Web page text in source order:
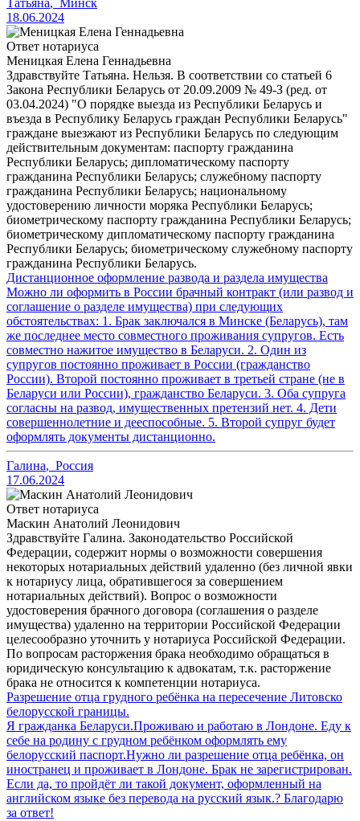
Татьяна, Минск
18.06.2024
Ответ нотариуса
Меницкая Елена Геннадьевна
Здравствуйте Татьяна. Нельзя. В соответствии со статьей 6
Закона Республики Беларусь от 20.09.2009 № 49-З (ред. от
03.04.2024) "О порядке выезда из Республики Беларусь и
въезда в Республику Беларусь граждан Республики Беларусь"
граждане выезжают из Республики Беларусь по следующим
действительным документам: паспорту гражданина
Республики Беларусь; дипломатическому паспорту
гражданина Республики Беларусь; служебному паспорту
гражданина Республики Беларусь; национальному
удостоверению личности моряка Республики Беларусь;
биометрическому паспорту гражданина Республики Беларусь;
биометрическому дипломатическому паспорту гражданина
Республики Беларусь; биометрическому служебному паспорту
гражданина Республики Беларусь.
Дистанционное оформление развода и раздела имущества
Можно ли оформить в России брачный контракт (или развод и
соглашение о разделе имущества) при следующих
обстоятельствах: 1. Брак заключался в Минске (Беларусь), там
же последнее место совместного проживания супругов. Есть
совместно нажитое имущество в Беларуси. 2. Один из
супругов постоянно проживает в России (гражданство
России). Второй постоянно проживает в третьей стране (не в
Беларуси или России), гражданство Беларуси. 3. Оба супруга
согласны на развод, имущественных претензий нет. 4. Дети
совершеннолетние и дееспособные. 5. Второй супруг будет
оформлять документы дистанционно.
Галина, Россия
17.06.2024
Ответ нотариуса
Маскин Анатолий Леонидович
Здравствуйте Галина. Законодательство Российской
Федерации, содержит нормы о возможности совершения
некоторых нотариальных действий удаленно (без личной явки
к нотариусу лица, обратившегося за совершением
нотариальных действий). Вопрос о возможности
удостоверения брачного договора (соглашения о разделе
имущества) удаленно на территории Российской Федерации
целесообразно уточнить у нотариуса Российской Федерации.
По вопросам расторжения брака необходимо обращаться в
юридическую консультацию к адвокатам, т.к. расторжение
брака не относится к компетенции нотариуса.
Разрешение отца грудного ребёнка на пересечение Литовско
белорусской границы.
Я гражданка Беларуси.Проживаю и работаю в Лондоне. Еду к
себе на родину с грудном ребёнком оформлять ему
белорусский паспорт.Нужно ли разрешение отца ребёнка, он
иностранец и проживает в Лондоне. Брак не зарегистрирован.
Если да, то пройдёт ли такой документ, оформленный на
английском языке без перевода на русский язык.? Благодарю
за ответ!